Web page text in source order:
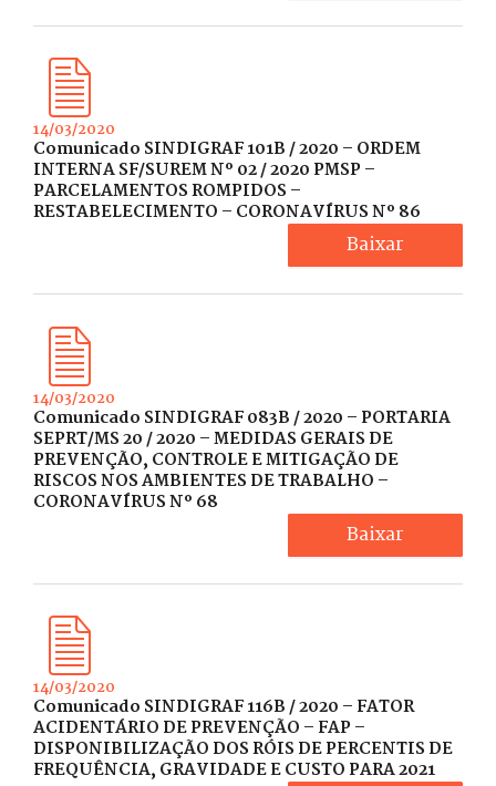
14/03/2020
Comunicado SINDIGRAF 101B / 2020 – ORDEM
INTERNA SF/SUREM Nº 02 / 2020 PMSP –
PARCELAMENTOS ROMPIDOS –
RESTABELECIMENTO – CORONAVÍRUS Nº 86
Baixar
14/03/2020
Comunicado SINDIGRAF 083B / 2020 – PORTARIA
SEPRT/MS 20 / 2020 – MEDIDAS GERAIS DE
PREVENÇÃO, CONTROLE E MITIGAÇÃO DE
RISCOS NOS AMBIENTES DE TRABALHO –
CORONAVÍRUS Nº 68
Baixar
14/03/2020
Comunicado SINDIGRAF 116B / 2020 – FATOR
ACIDENTÁRIO DE PREVENÇÃO – FAP –
DISPONIBILIZAÇÃO DOS RÓIS DE PERCENTIS DE
FREQUÊNCIA, GRAVIDADE E CUSTO PARA 2021